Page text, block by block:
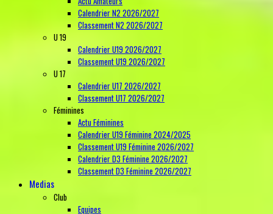
Calendrier N2 2026/2027
Classement N2 2026/2027
U 19
Calendrier U19 2026/2027
Classement U19 2026/2027
U 17
Calendrier U17 2026/2027
Classement U17 2026/2027
Féminines
Actu Féminines
Calendrier U19 Féminine 2024/2025
Classement U19 Féminine 2026/2027
Calendrier D3 Féminine 2026/2027
Classement D3 Féminine 2026/2027
Medias
Club
Equipes